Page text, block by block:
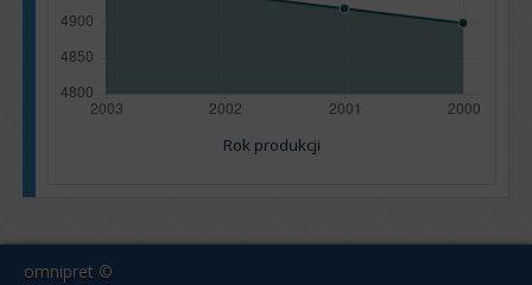
Rok produkcji
omnipret ©